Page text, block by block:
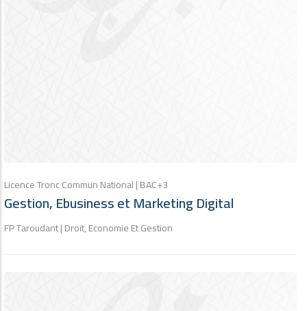
Licence Tronc Commun National | BAC+3
Gestion, Ebusiness et Marketing Digital
FP Taroudant | Droit, Economie Et Gestion